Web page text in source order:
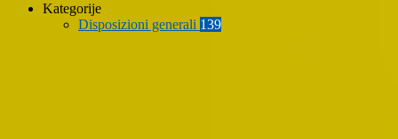
Kategorije
Disposizioni generali 139